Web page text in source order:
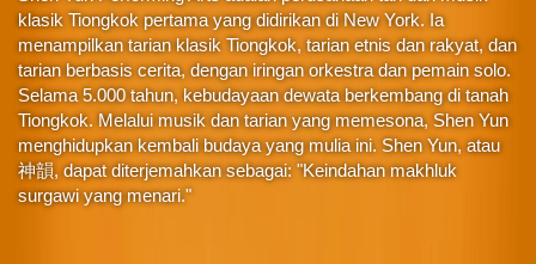
klasik Tiongkok pertama yang didirikan di New York. Ia
menampilkan tarian klasik Tiongkok, tarian etnis dan rakyat, dan
tarian berbasis cerita, dengan iringan orkestra dan pemain solo.
Selama 5.000 tahun, kebudayaan dewata berkembang di tanah
Tiongkok. Melalui musik dan tarian yang memesona, Shen Yun
menghidupkan kembali budaya yang mulia ini. Shen Yun, atau
神韻, dapat diterjemahkan sebagai: "Keindahan makhluk
surgawi yang menari."